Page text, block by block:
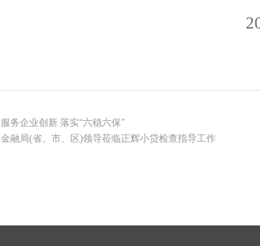
服务企业创新 落实“六稳六保”
金融局(省、市、区)领导莅临正辉小贷检查指导工作